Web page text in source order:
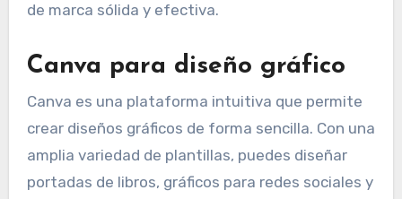
de marca sólida y efectiva.
Canva para diseño gráfico
Canva es una plataforma intuitiva que permite
crear diseños gráficos de forma sencilla. Con una
amplia variedad de plantillas, puedes diseñar
portadas de libros, gráficos para redes sociales y